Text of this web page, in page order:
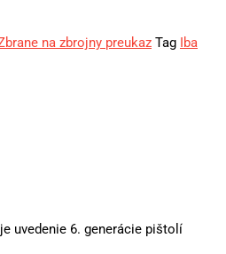
na zbrojny preukaz Tag Iba
uvedenie 6. generácie pištolí